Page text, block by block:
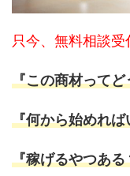
只今、無料相談受
『この商材ってど
『何から始めれ
『稼げるやつある